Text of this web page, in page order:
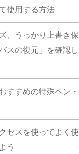
使用する方法
、うっかり上書き保
スの復元」を確認し
すすめの特殊ペン・
セスを使ってよく使
う